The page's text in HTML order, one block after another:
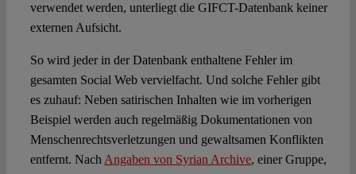
verwendet werden, unterliegt die GIFCT-Datenbank keiner
externen Aufsicht.
So wird jeder in der Datenbank enthaltene Fehler im
gesamten Social Web vervielfacht. Und solche Fehler gibt
es zuhauf: Neben satirischen Inhalten wie im vorherigen
Beispiel werden auch regelmäßig Dokumentationen von
Menschenrechtsverletzungen und gewaltsamen Konflikten
entfernt. Nach Angaben von Syrian Archive, einer Gruppe,